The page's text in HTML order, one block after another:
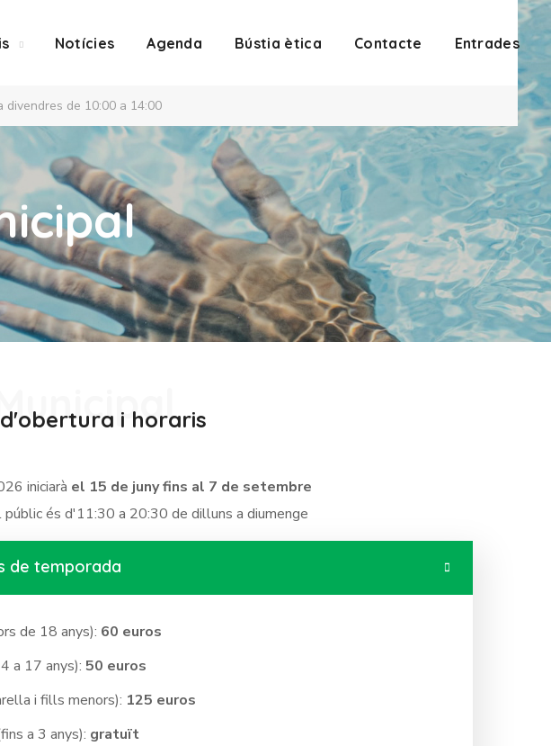
Notícies Agenda Bústia ètica Contacte Entrades
de 10:00 a 14:00
i horaris
iniciarà el 15 de juny fins al 7 de setembre
és d'11:30 a 20:30 de dilluns a diumenge
de temporada
de 18 anys): 60 euros
a 17 anys): 50 euros
i fills menors): 125 euros
a 3 anys): gratuït